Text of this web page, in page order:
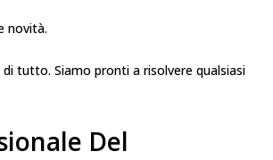
novità.
tutto. Siamo pronti a risolvere qualsiasi
Del